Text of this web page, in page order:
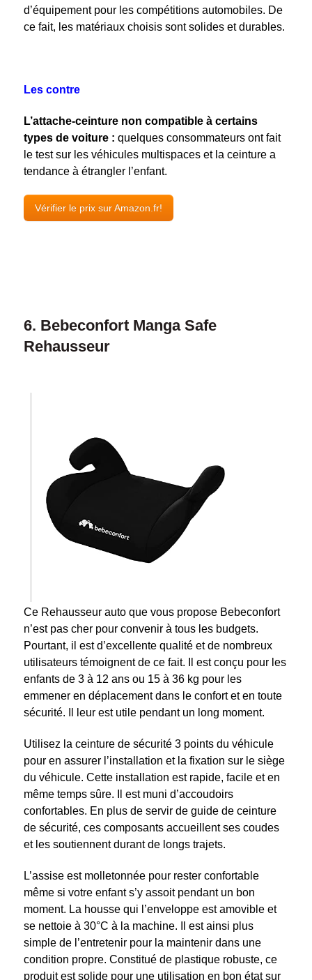
d’équipement pour les compétitions automobiles. De
ce fait, les matériaux choisis sont solides et durables.
Les contre
L’attache-ceinture non compatible à certains
types de voiture : quelques consommateurs ont fait
le test sur les véhicules multispaces et la ceinture a
tendance à étrangler l’enfant.
Vérifier le prix sur Amazon.fr!
6. Bebeconfort Manga Safe
Rehausseur
Ce Rehausseur auto que vous propose Bebeconfort
n’est pas cher pour convenir à tous les budgets.
Pourtant, il est d’excellente qualité et de nombreux
utilisateurs témoignent de ce fait. Il est conçu pour les
enfants de 3 à 12 ans ou 15 à 36 kg pour les
emmener en déplacement dans le confort et en toute
sécurité. Il leur est utile pendant un long moment.
Utilisez la ceinture de sécurité 3 points du véhicule
pour en assurer l’installation et la fixation sur le siège
du véhicule. Cette installation est rapide, facile et en
même temps sûre. Il est muni d’accoudoirs
confortables. En plus de servir de guide de ceinture
de sécurité, ces composants accueillent ses coudes
et les soutiennent durant de longs trajets.
L’assise est molletonnée pour rester confortable
même si votre enfant s’y assoit pendant un bon
moment. La housse qui l’enveloppe est amovible et
se nettoie à 30°C à la machine. Il est ainsi plus
simple de l’entretenir pour la maintenir dans une
condition propre. Constitué de plastique robuste, ce
produit est solide pour une utilisation en bon état sur